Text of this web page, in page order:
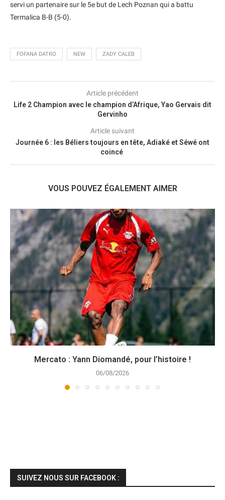
servi un partenaire sur le 5e but de Lech Poznan qui a battu
Termalica B-B (5-0).
FOFANA DATRO NEW ZADY CALEB
Article précédent
Life 2 Champion avec le champion d’Afrique, Yao Gervais dit
Gervinho
Article suivant
Journée 6 : les Béliers toujours en tête, Adiaké et Séwé ont
coincé
VOUS POUVEZ ÉGALEMENT AIMER
Mercato : Yann Diomandé, pour l’histoire !
06/08/2026
SUIVEZ NOUS SUR FACEBOOK :